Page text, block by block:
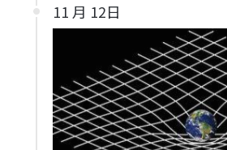
11 月 12日